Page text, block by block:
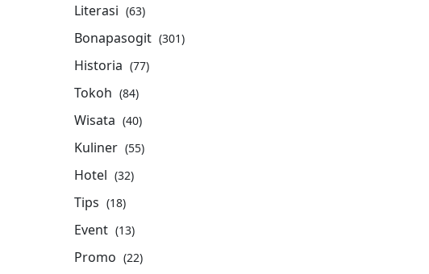
Literasi (63)
Bonapasogit (301)
Historia (77)
Tokoh (84)
Wisata (40)
Kuliner (55)
Hotel (32)
Tips (18)
Event (13)
Promo (22)